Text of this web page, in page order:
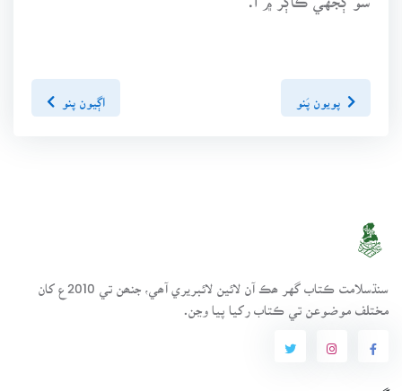
پويون پَنو اڳيون پنو
سنڌسلامت ڪتاب گهر ھڪ آن لائين لائبريري آھي، جنھن تي 2010ع کان
مختلف موضوعن تي ڪتاب رکيا پيا وڃن.